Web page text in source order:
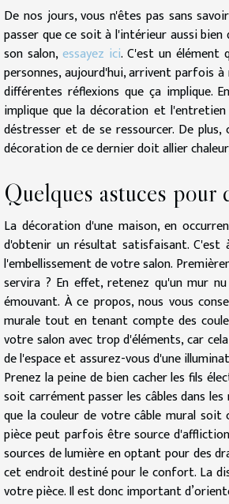
De nos jours, vous n'êtes pas sans
passer que ce soit à l'intérieur aussi
son salon,essayez ici. C'est un élément
personnes, aujourd'hui, arrivent parfois
différentes réflexions que ça implique.
implique que la décoration et
déstresser et de se ressourcer. De
décoration de ce dernier doit allier
Quelques astuces pour
La décoration d'une maison, en
d'obtenir un résultat satisfaisant. C'est
l'embellissement de votre salon.
servira ? En effet, retenez qu'un mur
émouvant. À ce propos, nous vous
murale tout en tenant compte des
votre salon avec trop d'éléments, car
de l'espace et assurez-vous d'une
Prenez la peine de bien cacher les fils
soit carrément passer les câbles dans
que la couleur de votre câble mural soit
pièce peut parfois être source
sources de lumière en optant pour des
cet endroit destiné pour le confort. La
votre pièce. Il est donc important